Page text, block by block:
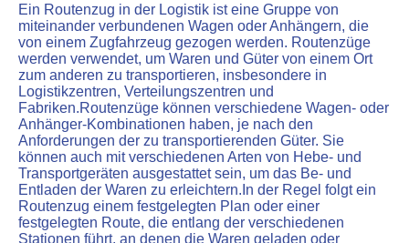
Ein Routenzug in der Logistik ist eine Gruppe von
miteinander verbundenen Wagen oder Anhängern, die
von einem Zugfahrzeug gezogen werden. Routenzüge
werden verwendet, um Waren und Güter von einem Ort
zum anderen zu transportieren, insbesondere in
Logistikzentren, Verteilungszentren und
Fabriken.Routenzüge können verschiedene Wagen- oder
Anhänger-Kombinationen haben, je nach den
Anforderungen der zu transportierenden Güter. Sie
können auch mit verschiedenen Arten von Hebe- und
Transportgeräten ausgestattet sein, um das Be- und
Entladen der Waren zu erleichtern.In der Regel folgt ein
Routenzug einem festgelegten Plan oder einer
festgelegten Route, die entlang der verschiedenen
Stationen führt, an denen die Waren geladen oder